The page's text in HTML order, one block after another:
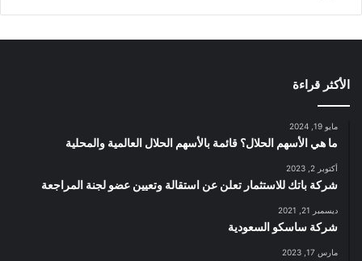
الأكثر قراءة
مايو 19, 2024
ما هي الأسهم الحلال؟ قائمة بالأسهم الحلال العالمية والمحلية
أكتوبر 2, 2023
شركة باتك للاستثمار تعلن عن استقالة وتعيين عضو لجنة المراجعة
ديسمبر 21, 2021
شركة ساسكو السعودية
مارس 17, 2023